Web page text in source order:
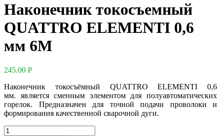
Наконечник токосъемный
QUATTRO ELEMENTI 0,6
мм 6М
245.00 Р
Наконечник токосъёмный QUATTRO ELEMENTI 0,6
мм. является сменным элементом для полуавтоматических
горелок. Предназначен для точной подачи проволоки и
формирования качественной сварочной дуги.